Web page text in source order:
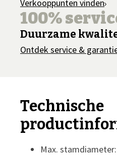
Verkooppunten vinden
100%
Duurzame
Ontdek service &
Technische
Max.